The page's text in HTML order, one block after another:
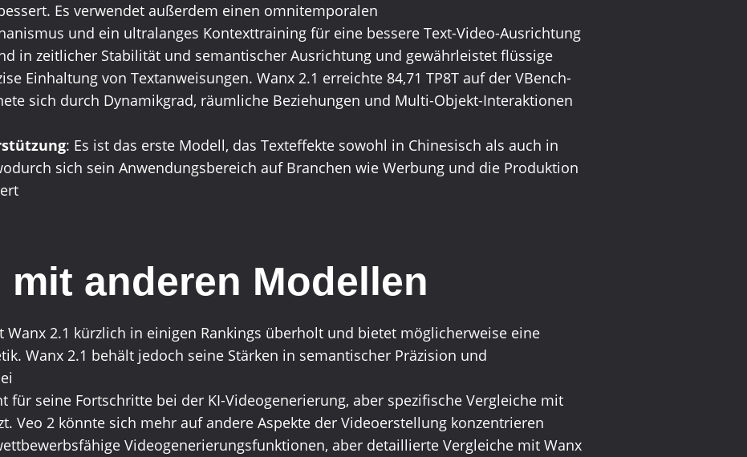
Es verwendet außerdem einen omnitemporalen
und ein ultralanges Kontexttraining für eine bessere Text-Video-Ausrichtung
in zeitlicher Stabilität und semantischer Ausrichtung und gewährleistet flüssige
Einhaltung von Textanweisungen. Wanx 2.1 erreichte 84,71 TP8T auf der VBench-
sich durch Dynamikgrad, räumliche Beziehungen und Multi-Objekt-Interaktionen
: Es ist das erste Modell, das Texteffekte sowohl in Chinesisch als auch in
sich sein Anwendungsbereich auf Branchen wie Werbung und die Produktion
mit anderen Modellen
Wanx 2.1 kürzlich in einigen Rankings überholt und bietet möglicherweise eine
Wanx 2.1 behält jedoch seine Stärken in semantischer Präzision und
für seine Fortschritte bei der KI-Videogenerierung, aber spezifische Vergleiche mit
Veo 2 könnte sich mehr auf andere Aspekte der Videoerstellung konzentrieren
Videogenerierungsfunktionen, aber detaillierte Vergleiche mit Wanx